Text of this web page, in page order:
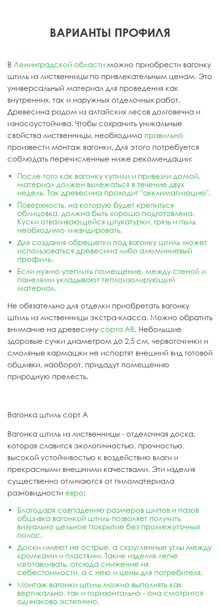
ВАРИАНТЫ ПРОФИЛЯ
В Ленинградской области можно приобрести вагонку
штиль из лиственницы по привлекательным ценам. Это
универсальный материал для проведения как
внутренних, так и наружных отделочных работ.
Древесина родом из алтайских лесов долговечна и
износоустойчива. Чтобы сохранить уникальные
свойства лиственницы, необходимо правильно
произвести монтаж вагонки. Для этого потребуется
соблюдать перечисленные ниже рекомендации:
После того как вагонку купили и привезли домой,
материал должен вылежаться в течение двух
недель. Так древесина проходит "акклиматизацию".
Поверхность, на которую будет крепиться
облицовка, должна быть хорошо подготовлена.
Куски отваливающейся штукатурки, грязь и пыль
необходимо ликвидировать.
Для создания обрешетки под вагонку штиль может
использоваться древесина либо алюминиевый
профиль.
Если нужно утеплить помещение, между стеной и
панелями укладывают теплоизолирующий
материал.
Не обязательно для отделки приобретать вагонку
штиль из лиственницы экстра-класса. Можно обратить
внимание на древесину сорта AB. Небольшие
здоровые сучки диаметром до 2,5 см, червоточинки и
смоляные кармашки не испортят внешний вид готовой
обшивки, наоборот, придадут помещению
природную прелесть.
Вагонка штиль сорт А
Вагонка штиль из лиственницы - отделочная доска,
которая славится экологичностью, прочностью,
высокой устойчивостью к воздействию влаги и
прекрасными внешними качествами. Эти изделия
существенно отличаются от пиломатериала
разновидности евро:
Благодаря совпадению размеров шипов и пазов
обшивка вагонкой штиль позволяет получить
визуально цельное покрытие без промежуточных
полос.
Доски имеют не острые, а скругленные углы между
кромками и пластями. Такие изделия легче
изготавливать, отсюда снижение их
себестоимости, а с нею и цены для потребителя.
Монтаж вагонки штиль можно выполнять как
вертикально, так и горизонтально - она смотрится
одинаково эстетично.